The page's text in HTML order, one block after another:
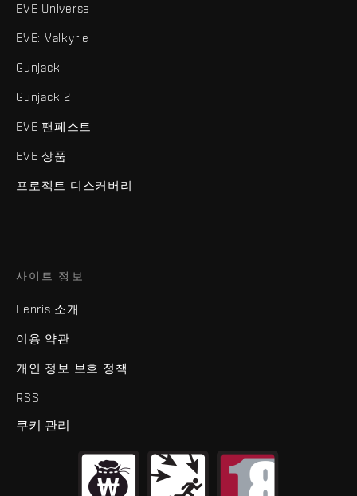
EVE Universe
EVE: Valkyrie
Gunjack
Gunjack 2
EVE 팬페스트
EVE 상품
프로젝트 디스커버리
사이트 정보
Fenris 소개
이용 약관
개인 정보 보호 정책
RSS
쿠키 관리